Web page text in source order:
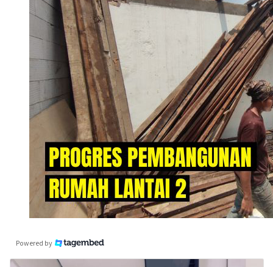
Powered by